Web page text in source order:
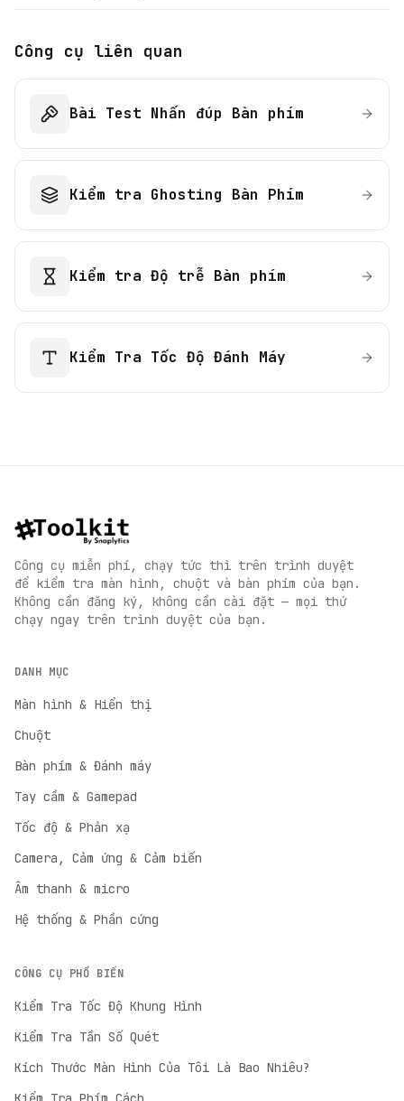
Công cụ liên quan
Bài Test Nhấn đúp Bàn phím
Kiểm tra Ghosting Bàn Phím
Kiểm tra Độ trễ Bàn phím
Kiểm Tra Tốc Độ Đánh Máy
Công cụ miễn phí, chạy tức thì trên trình duyệt
để kiểm tra màn hình, chuột và bàn phím của bạn.
Không cần đăng ký, không cần cài đặt — mọi thứ
chạy ngay trên trình duyệt của bạn.
DANH MỤC
Màn hình & Hiển thị
Chuột
Bàn phím & Đánh máy
Tay cầm & Gamepad
Tốc độ & Phản xạ
Camera, Cảm ứng & Cảm biến
Âm thanh & micro
Hệ thống & Phần cứng
CÔNG CỤ PHỔ BIẾN
Kiểm Tra Tốc Độ Khung Hình
Kiểm Tra Tần Số Quét
Kích Thước Màn Hình Của Tôi Là Bao Nhiêu?
English
English